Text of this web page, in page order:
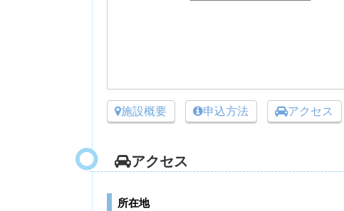
施設概要 申込方法 アクセス
アクセス
所在地